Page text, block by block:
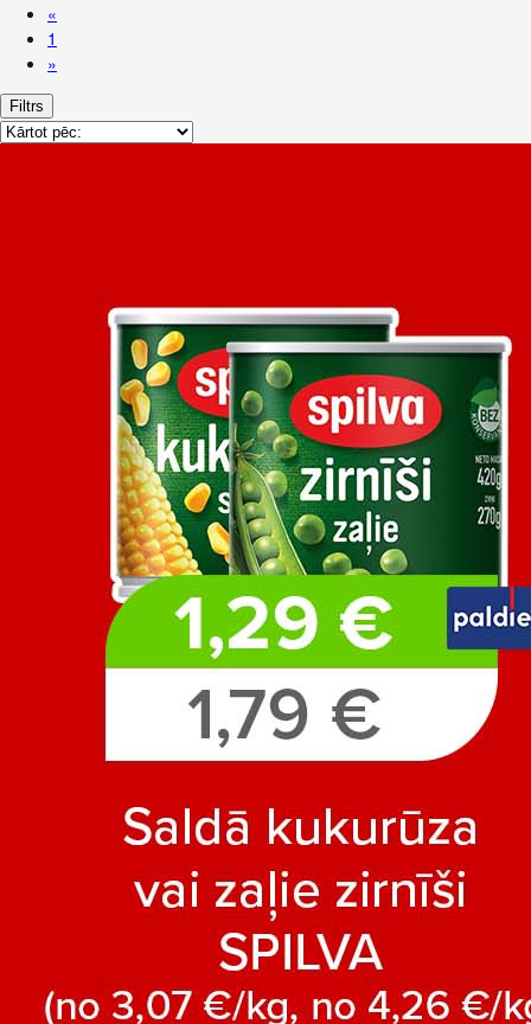
«
1
»
Filtrs